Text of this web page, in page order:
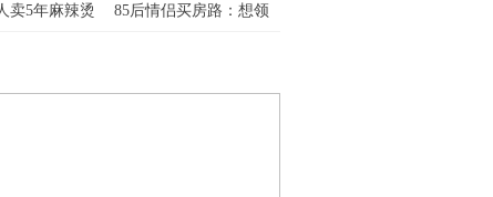
卖5年麻辣烫 85后情侣买房路：想领